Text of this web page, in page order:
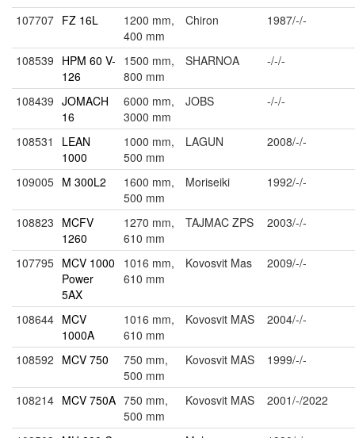
107707 FZ 16L
1200 mm,
400 mm
Chiron 1987/-/-
108539 HPM 60 V-
126
1500 mm,
800 mm
SHARNOA -/-/-
108439 JOMACH
16
6000 mm,
3000 mm
JOBS -/-/-
108531
LEAN
1000
1000 mm,
500 mm
LAGUN 2008/-/-
109005 M 300L2
1600 mm,
500 mm
Moriseiki 1992/-/-
108823 MCFV
1260
1270 mm,
610 mm
TAJMAC ZPS 2003/-/-
107795 MCV 1000
Power
5AX
1016 mm,
610 mm
Kovosvit Mas 2009/-/-
108644 MCV
1000A
1016 mm,
610 mm
Kovosvit MAS 2004/-/-
108592 MCV 750
750 mm,
500 mm
Kovosvit MAS 1999/-/-
108214 MCV 750A 750 mm,
500 mm
Kovosvit MAS 2001/-/2022